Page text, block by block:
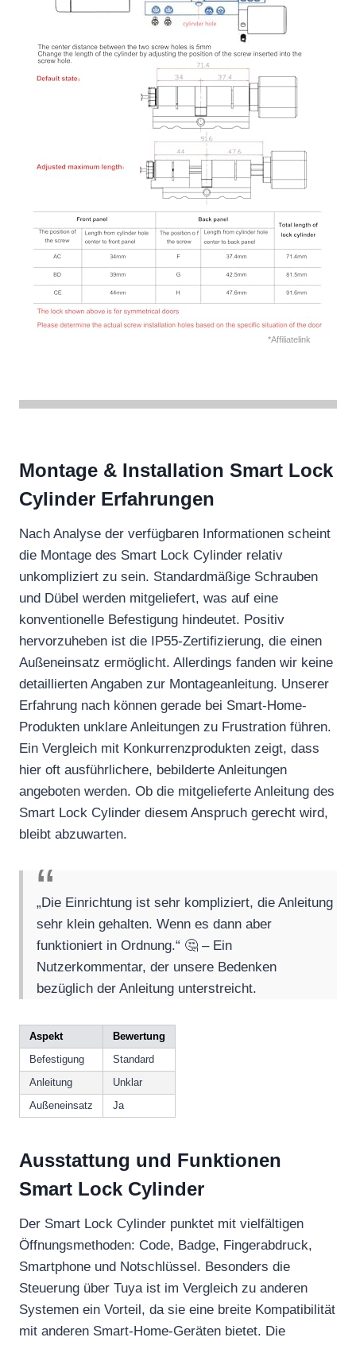
*Affiliatelink
Montage & Installation Smart Lock
Cylinder Erfahrungen
Nach Analyse der verfügbaren Informationen scheint
die Montage des Smart Lock Cylinder relativ
unkompliziert zu sein. Standardmäßige Schrauben
und Dübel werden mitgeliefert, was auf eine
konventionelle Befestigung hindeutet. Positiv
hervorzuheben ist die IP55-Zertifizierung, die einen
Außeneinsatz ermöglicht. Allerdings fanden wir keine
detaillierten Angaben zur Montageanleitung. Unserer
Erfahrung nach können gerade bei Smart-Home-
Produkten unklare Anleitungen zu Frustration führen.
Ein Vergleich mit Konkurrenzprodukten zeigt, dass
hier oft ausführlichere, bebilderte Anleitungen
angeboten werden. Ob die mitgelieferte Anleitung des
Smart Lock Cylinder diesem Anspruch gerecht wird,
bleibt abzuwarten.
„Die Einrichtung ist sehr kompliziert, die Anleitung
sehr klein gehalten. Wenn es dann aber
funktioniert in Ordnung.“ 🤔 – Ein
Nutzerkommentar, der unsere Bedenken
bezüglich der Anleitung unterstreicht.
Aspekt
Bewertung
Befestigung
Standard
Anleitung
Unklar
Außeneinsatz
Ja
Ausstattung und Funktionen
Smart Lock Cylinder
Der Smart Lock Cylinder punktet mit vielfältigen
Öffnungsmethoden: Code, Badge, Fingerabdruck,
Smartphone und Notschlüssel. Besonders die
Steuerung über Tuya ist im Vergleich zu anderen
Systemen ein Vorteil, da sie eine breite Kompatibilität
mit anderen Smart-Home-Geräten bietet. Die